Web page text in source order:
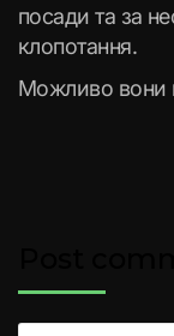
посади та за
клопотання.
Можливо вони